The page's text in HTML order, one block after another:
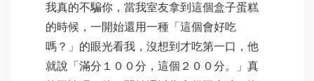
我真的不騙你，當我室友拿到這個盒子蛋糕
的時候，一開始還用一種「這個會好吃
嗎？」的眼光看我，沒想到才吃第一口，他
就說「滿分１００分，這個２００分。」真